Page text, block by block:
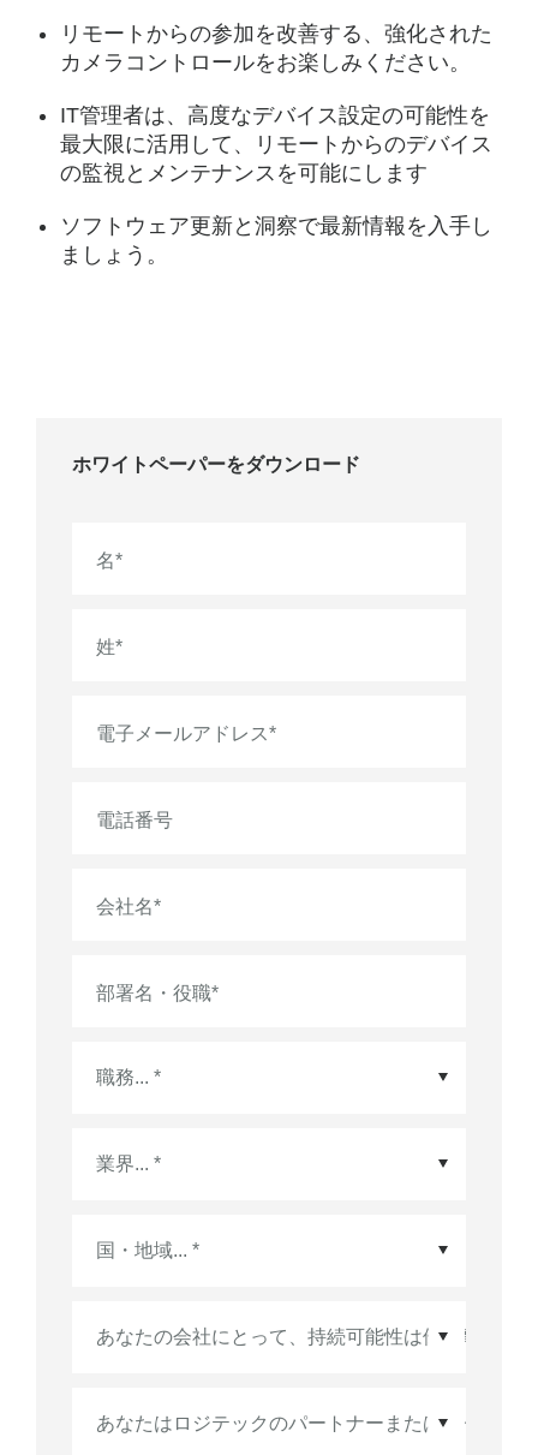
リモートからの参加を改善する、強化された
カメラコントロールをお楽しみください。
IT管理者は、高度なデバイス設定の可能性を
最大限に活用して、リモートからのデバイス
の監視とメンテナンスを可能にします
ソフトウェア更新と洞察で最新情報を入手し
ましょう。
ホワイトペーパーをダウンロード
名*
姓*
電子メールアドレス*
電話番号
会社名*
部署名・役職*
国・地域